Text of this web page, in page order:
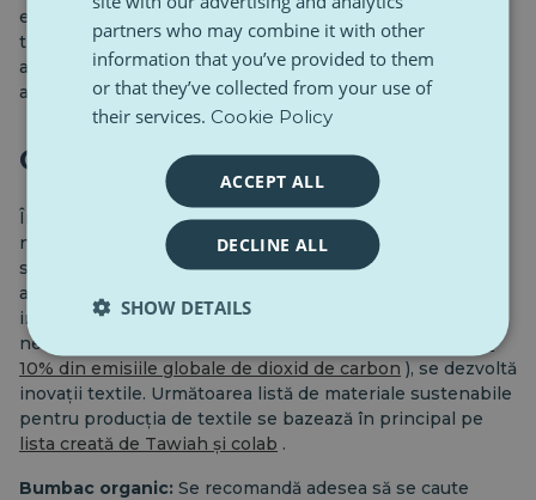
emisii substanțiale de gaze cu efect de seră. Mai mult, ar
trebui luate în considerare condițiile neetice pentru
animale în producția de lână, criticate de organizații
activiste precumPETA .
Opțiuni mai sustenabile
În ciuda consumului de resurse și a emisiilor, fibrele
naturale joacă în continuare un rol cheie în moda
sustenabilă, datorită faptului că sunt biodegradabile și
accesibile ca preț. Pentru a schimba amprenta de CO2 a
industriei actuale de îmbrăcăminte și textile, care
necesită multe resurse (
10% din emisiile globale de dioxid de carbon ), se dezvoltă
inovații textile. Următoarea listă de materiale sustenabile
pentru producția de textile se bazează în principal pe
lista creată de Tawiah și colab .
Bumbac organic: Se recomandă adesea să se caute
partners who may combine it with other
information that you’ve provided to them
or that they’ve collected from your use of
their services. Cookie Policy
ACCEPT ALL
DECLINE ALL
SHOW DETAILS